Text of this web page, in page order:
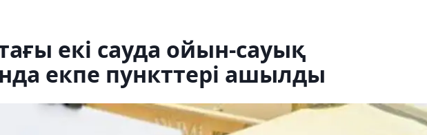
екі сауда ойын-сауық
екпе пункттері ашылды